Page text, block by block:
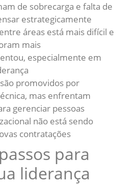
de sobrecarga e falta de
estrategicamente
áreas está mais difícil e
mais
especialmente em
promovidos por
mas enfrentam
gerenciar pessoas
não está sendo
contratações
para
liderança